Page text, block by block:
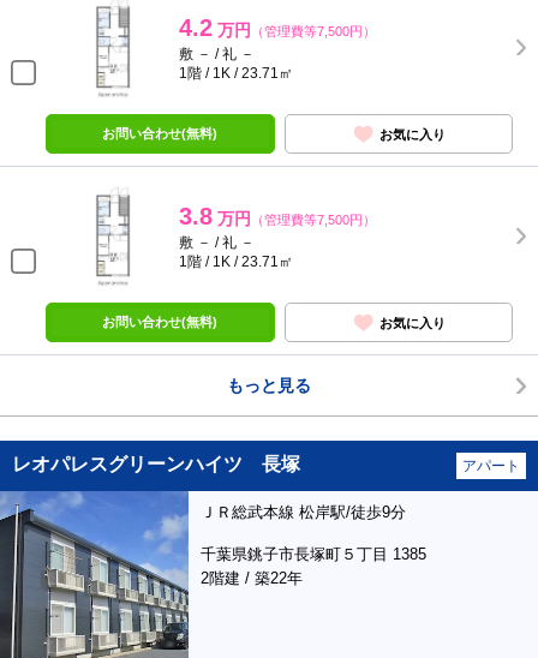
4.2 万円 （管理費等7,500円）
敷 － / 礼 －
1階 / 1K / 23.71㎡
お問い合わせ(無料) お気に入り
3.8 万円 （管理費等7,500円）
敷 － / 礼 －
1階 / 1K / 23.71㎡
お問い合わせ(無料) お気に入り
もっと見る
レオパレスグリーンハイツ 長塚 アパート
ＪＲ総武本線 松岸駅/徒歩9分
千葉県銚子市長塚町５丁目 1385
2階建 / 築22年